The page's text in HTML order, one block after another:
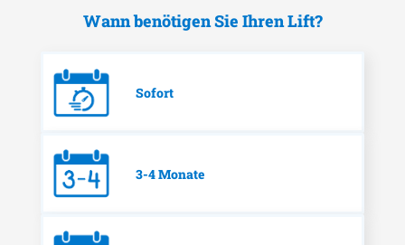
Wann benötigen Sie Ihren Lift?
Sofort
3-4 Monate